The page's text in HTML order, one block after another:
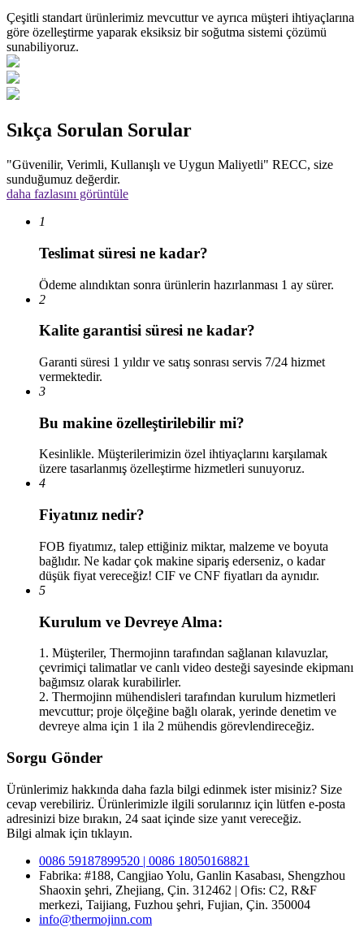
Çeşitli standart ürünlerimiz mevcuttur ve ayrıca müşteri ihtiyaçlarına
göre özelleştirme yaparak eksiksiz bir soğutma sistemi çözümü
sunabiliyoruz.
Sıkça Sorulan Sorular
"Güvenilir, Verimli, Kullanışlı ve Uygun Maliyetli" RECC, size
sunduğumuz değerdir.
daha fazlasını görüntüle
1
Teslimat süresi ne kadar?
Ödeme alındıktan sonra ürünlerin hazırlanması 1 ay sürer.
2
Kalite garantisi süresi ne kadar?
Garanti süresi 1 yıldır ve satış sonrası servis 7/24 hizmet
vermektedir.
3
Bu makine özelleştirilebilir mi?
Kesinlikle. Müşterilerimizin özel ihtiyaçlarını karşılamak
üzere tasarlanmış özelleştirme hizmetleri sunuyoruz.
4
Fiyatınız nedir?
FOB fiyatımız, talep ettiğiniz miktar, malzeme ve boyuta
bağlıdır. Ne kadar çok makine sipariş ederseniz, o kadar
düşük fiyat vereceğiz! CIF ve CNF fiyatları da aynıdır.
5
Kurulum ve Devreye Alma:
1. Müşteriler, Thermojinn tarafından sağlanan kılavuzlar,
çevrimiçi talimatlar ve canlı video desteği sayesinde ekipmanı
bağımsız olarak kurabilirler.
2. Thermojinn mühendisleri tarafından kurulum hizmetleri
mevcuttur; proje ölçeğine bağlı olarak, yerinde denetim ve
devreye alma için 1 ila 2 mühendis görevlendireceğiz.
Sorgu Gönder
Ürünlerimiz hakkında daha fazla bilgi edinmek ister misiniz? Size
cevap verebiliriz. Ürünlerimizle ilgili sorularınız için lütfen e-posta
adresinizi bize bırakın, 24 saat içinde size yanıt vereceğiz.
Bilgi almak için tıklayın.
0086 59187899520 | 0086 18050168821
Fabrika: #188, Cangjiao Yolu, Ganlin Kasabası, Shengzhou
Shaoxin şehri, Zhejiang, Çin. 312462 | Ofis: C2, R&F
merkezi, Taijiang, Fuzhou şehri, Fujian, Çin. 350004
info@thermojinn.com